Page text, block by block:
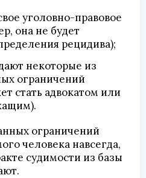
уголовно-правовое
она не будет
рецидива);
некоторые из
ограничений
стать адвокатом или
ограничений
человека навсегда,
судимости из базы